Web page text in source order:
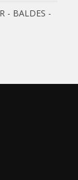
- BALDES -